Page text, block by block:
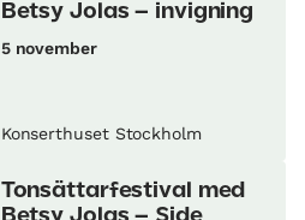
Betsy Jolas – invigning
5 november
Konserthuset Stockholm
Tonsättarfestival med
Betsy Jolas – Side